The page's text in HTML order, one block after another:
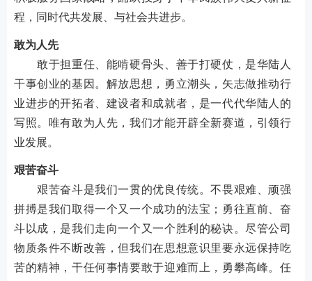
程，同时代共发展、与社会共进步。
敢为人先
敢于担重任、能啃硬骨头、善于打硬仗，是华陆人
干事创业的基因。解放思想，勇立潮头，矢志做推动行
业进步的开拓者、建设者和成就者，是一代代华陆人的
写照。唯有敢为人先，我们才能开辟全新赛道，引领行
业发展。
艰苦奋斗
艰苦奋斗是我们一贯的优良传统。不畏艰难、顽强
拼搏是我们取得一个又一个成功的法宝；勇往直前、奋
斗以成，是我们走向一个又一个胜利的秘诀。尽管公司
物质条件不断改善，但我们在思想意识里要永远保持吃
苦的精神，干任何事情要敢于迎难而上，勇攀高峰。任